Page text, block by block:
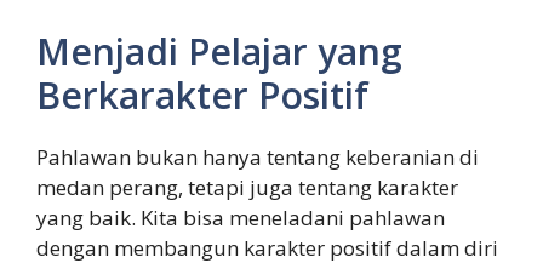
Menjadi Pelajar yang
Berkarakter Positif
Pahlawan bukan hanya tentang keberanian di
medan perang, tetapi juga tentang karakter
yang baik. Kita bisa meneladani pahlawan
dengan membangun karakter positif dalam diri